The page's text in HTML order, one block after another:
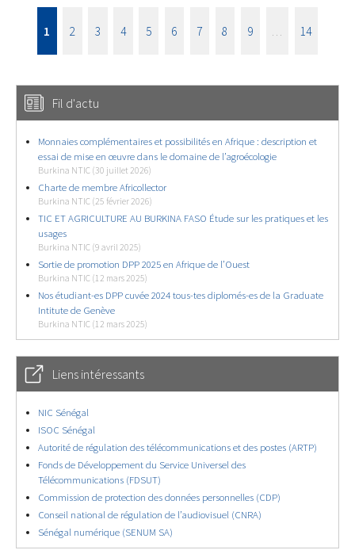
1 2 3 4 5 6 7 8 9 14
Fil d'actu
Monnaies complémentaires et possibilités en Afrique : description et
essai de mise en œuvre dans le domaine de l’agroécologie
Burkina NTIC (30 juillet 2026)
Charte de membre Africollector
Burkina NTIC (25 février 2026)
TIC ET AGRICULTURE AU BURKINA FASO Étude sur les pratiques et les
usages
Burkina NTIC (9 avril 2025)
Sortie de promotion DPP 2025 en Afrique de l’Ouest
Burkina NTIC (12 mars 2025)
Nos étudiant-es DPP cuvée 2024 tous-tes diplomés-es de la Graduate
Intitute de Genève
Burkina NTIC (12 mars 2025)
Liens intéressants
NIC Sénégal
ISOC Sénégal
Autorité de régulation des télécommunications et des postes (ARTP)
Fonds de Développement du Service Universel des
Télécommunications (FDSUT)
Commission de protection des données personnelles (CDP)
Conseil national de régulation de l’audiovisuel (CNRA)
Sénégal numérique (SENUM SA)